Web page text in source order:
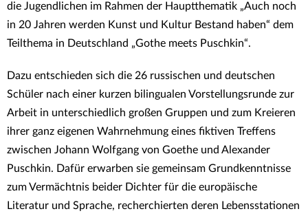
die Jugendlichen im Rahmen der Hauptthematik „Auch noch
in 20 Jahren werden Kunst und Kultur Bestand haben“ dem
Teilthema in Deutschland „Gothe meets Puschkin“.
Dazu entschieden sich die 26 russischen und deutschen
Schüler nach einer kurzen bilingualen Vorstellungsrunde zur
Arbeit in unterschiedlich großen Gruppen und zum Kreieren
ihrer ganz eigenen Wahrnehmung eines fiktiven Treffens
zwischen Johann Wolfgang von Goethe und Alexander
Puschkin. Dafür erwarben sie gemeinsam Grundkenntnisse
zum Vermächtnis beider Dichter für die europäische
Literatur und Sprache, recherchierten deren Lebensstationen